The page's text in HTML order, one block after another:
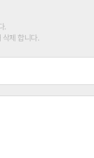
.
삭제 합니다.